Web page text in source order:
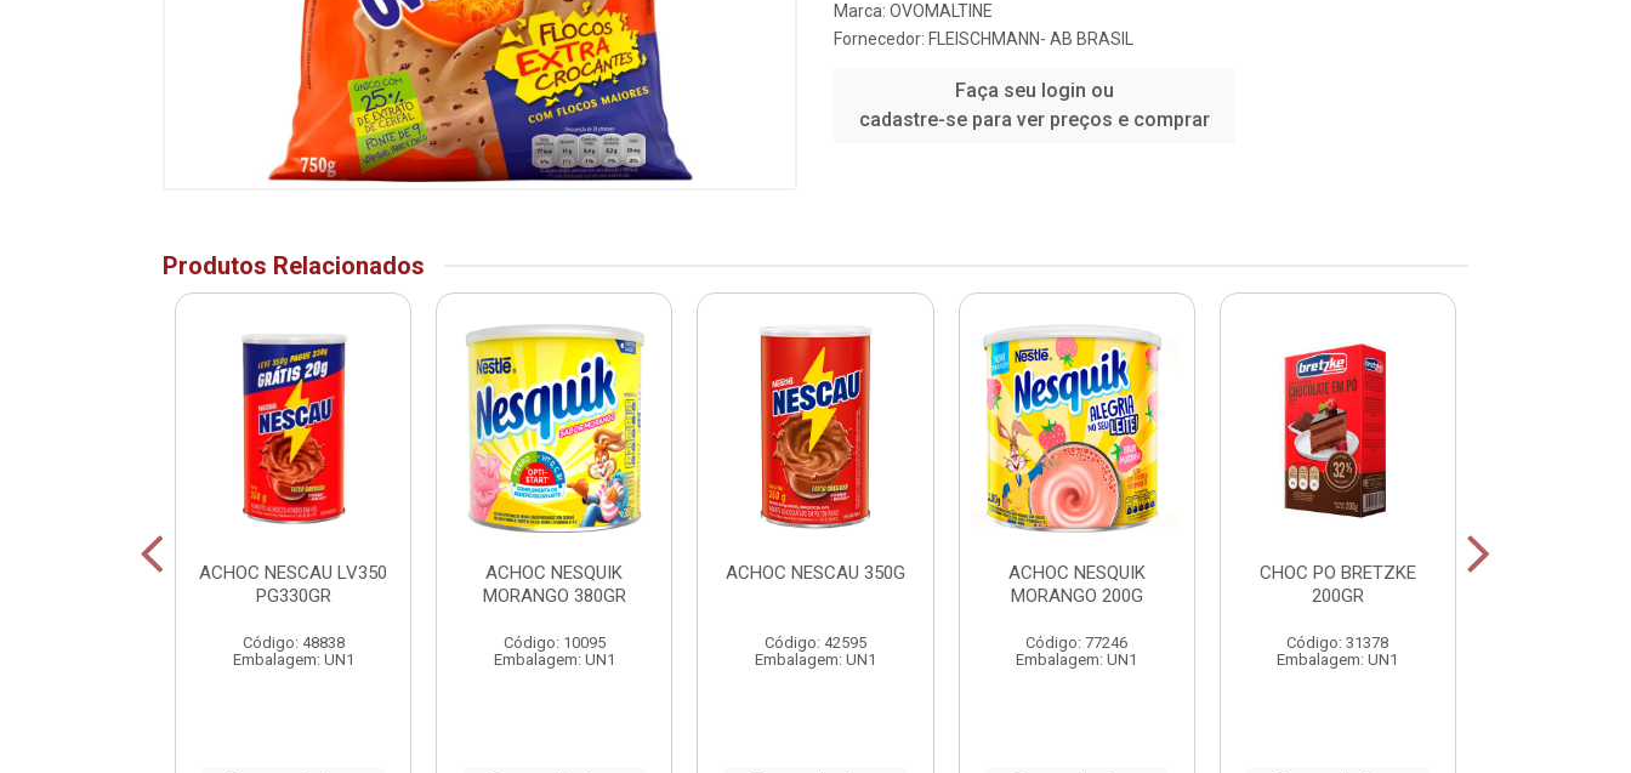
Marca: OVOMALTINE
Fornecedor: FLEISCHMANN- AB BRASIL
Faça seu login ou
cadastre-se para ver preços e comprar
Produtos Relacionados
ACHOC NESCAU LV350
PG330GR
Código: 48838
Embalagem: UN1
ACHOC NESQUIK
MORANGO 380GR
Código: 10095
Embalagem: UN1
ACHOC NESCAU 350G
Código: 42595
Embalagem: UN1
ACHOC NESQUIK
MORANGO 200G
Código: 77246
Embalagem: UN1
CHOC PO BRETZKE
200GR
Código: 31378
Embalagem: UN1